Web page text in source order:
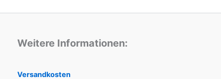
Weitere Informationen:
Versandkosten